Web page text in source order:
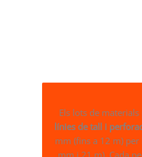
Els lots de
línies de tall i
mm (fins a 12 m) per